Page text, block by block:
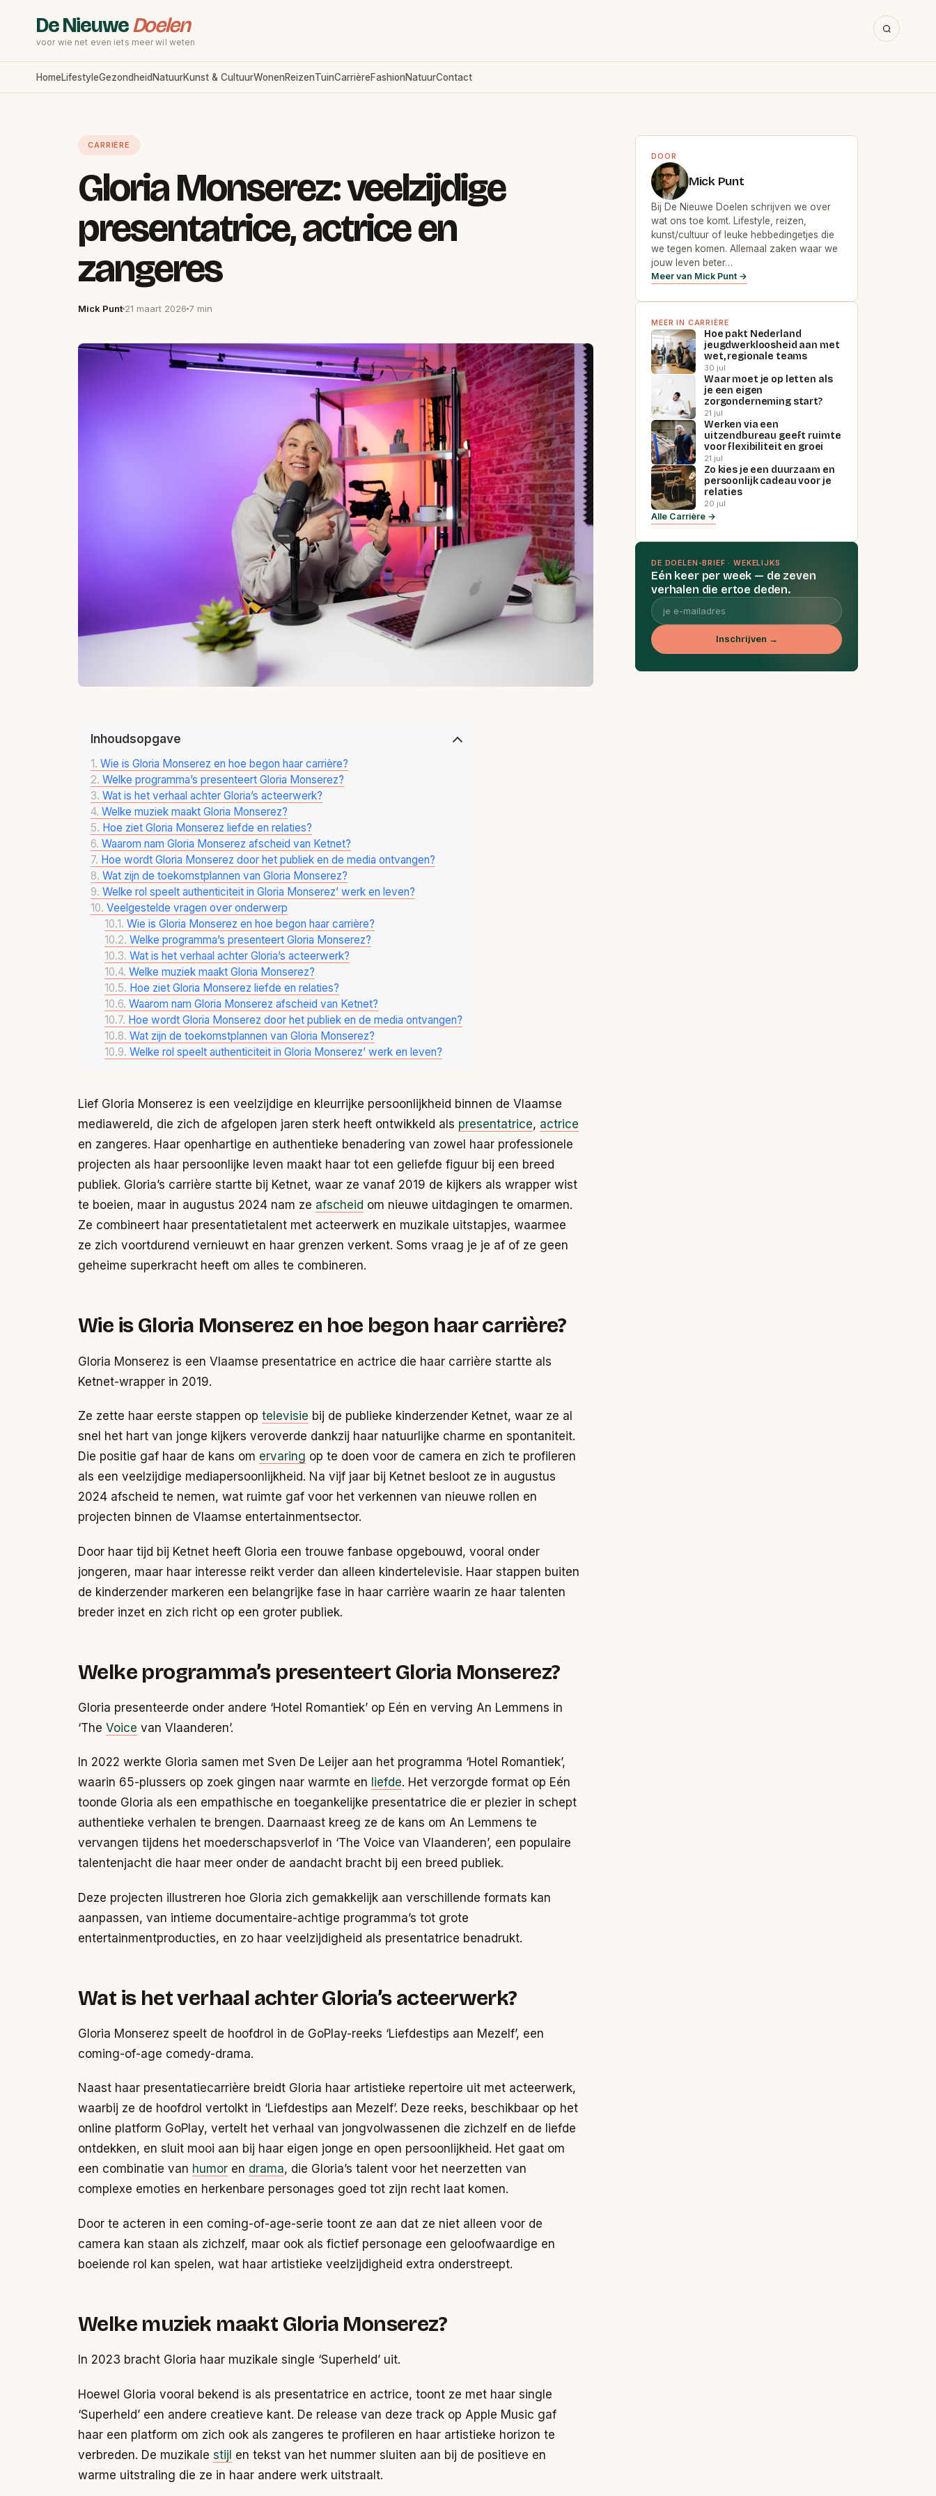
De NieuweDoelen
voor wie net even iets meer wil weten
HomeLifestyleGezondheid NatuurKunst & CultuurWonenReizenTuinCarrièreFashionNatuurContact
CARRIÈRE
Gloria Monserez: veelzijdige
presentatrice, actrice en
zangeres
Mick Punt 21 maart 2026 7 min
Inhoudsopgave
Wie is Gloria Monserez en hoe begon haar carrière?
Welke programma’s presenteert Gloria Monserez?
Wat is het verhaal achter Gloria’s acteerwerk?
Welke muziek maakt Gloria Monserez?
Hoe ziet Gloria Monserez liefde en relaties?
Waarom nam Gloria Monserez afscheid van Ketnet?
Hoe wordt Gloria Monserez door het publiek en de media ontvangen?
Wat zijn de toekomstplannen van Gloria Monserez?
Welke rol speelt authenticiteit in Gloria Monserez’ werk en leven?
Veelgestelde vragen over onderwerp
Wie is Gloria Monserez en hoe begon haar carrière?
Welke programma’s presenteert Gloria Monserez?
Wat is het verhaal achter Gloria’s acteerwerk?
Welke muziek maakt Gloria Monserez?
Hoe ziet Gloria Monserez liefde en relaties?
Waarom nam Gloria Monserez afscheid van Ketnet?
Hoe wordt Gloria Monserez door het publiek en de media ontvangen?
Wat zijn de toekomstplannen van Gloria Monserez?
Welke rol speelt authenticiteit in Gloria Monserez’ werk en leven?
Lief Gloria Monserez is een veelzijdige en kleurrijke persoonlijkheid binnen de Vlaamse
mediawereld, die zich de afgelopen jaren sterk heeft ontwikkeld als presentatrice, actrice
en zangeres. Haar openhartige en authentieke benadering van zowel haar professionele
projecten als haar persoonlijke leven maakt haar tot een geliefde figuur bij een breed
publiek. Gloria’s carrière startte bij Ketnet, waar ze vanaf 2019 de kijkers als wrapper wist
te boeien, maar in augustus 2024 nam ze afscheid om nieuwe uitdagingen te omarmen.
Ze combineert haar presentatietalent met acteerwerk en muzikale uitstapjes, waarmee
ze zich voortdurend vernieuwt en haar grenzen verkent. Soms vraag je je af of ze geen
geheime superkracht heeft om alles te combineren.
Wie is Gloria Monserez en hoe begon haar carrière?
Gloria Monserez is een Vlaamse presentatrice en actrice die haar carrière startte als
Ketnet-wrapper in 2019.
Ze zette haar eerste stappen op televisie bij de publieke kinderzender Ketnet, waar ze al
snel het hart van jonge kijkers veroverde dankzij haar natuurlijke charme en spontaniteit.
Die positie gaf haar de kans om ervaring op te doen voor de camera en zich te profileren
als een veelzijdige mediapersoonlijkheid. Na vijf jaar bij Ketnet besloot ze in augustus
2024 afscheid te nemen, wat ruimte gaf voor het verkennen van nieuwe rollen en
projecten binnen de Vlaamse entertainmentsector.
Door haar tijd bij Ketnet heeft Gloria een trouwe fanbase opgebouwd, vooral onder
jongeren, maar haar interesse reikt verder dan alleen kindertelevisie. Haar stappen buiten
de kinderzender markeren een belangrijke fase in haar carrière waarin ze haar talenten
breder inzet en zich richt op een groter publiek.
Welke programma’s presenteert Gloria Monserez?
Gloria presenteerde onder andere ‘Hotel Romantiek’ op Eén en verving An Lemmens in
‘The Voice van Vlaanderen’.
In 2022 werkte Gloria samen met Sven De Leijer aan het programma ‘Hotel Romantiek’,
waarin 65-plussers op zoek gingen naar warmte en liefde. Het verzorgde format op Eén
toonde Gloria als een empathische en toegankelijke presentatrice die er plezier in schept
authentieke verhalen te brengen. Daarnaast kreeg ze de kans om An Lemmens te
vervangen tijdens het moederschapsverlof in ‘The Voice van Vlaanderen’, een populaire
talentenjacht die haar meer onder de aandacht bracht bij een breed publiek.
Deze projecten illustreren hoe Gloria zich gemakkelijk aan verschillende formats kan
aanpassen, van intieme documentaire-achtige programma’s tot grote
entertainmentproducties, en zo haar veelzijdigheid als presentatrice benadrukt.
Wat is het verhaal achter Gloria’s acteerwerk?
Gloria Monserez speelt de hoofdrol in de GoPlay-reeks ‘Liefdestips aan Mezelf’, een
coming-of-age comedy-drama.
Naast haar presentatiecarrière breidt Gloria haar artistieke repertoire uit met acteerwerk,
waarbij ze de hoofdrol vertolkt in ‘Liefdestips aan Mezelf’. Deze reeks, beschikbaar op het
online platform GoPlay, vertelt het verhaal van jongvolwassenen die zichzelf en de liefde
ontdekken, en sluit mooi aan bij haar eigen jonge en open persoonlijkheid. Het gaat om
een combinatie van humor en drama, die Gloria’s talent voor het neerzetten van
complexe emoties en herkenbare personages goed tot zijn recht laat komen.
Door te acteren in een coming-of-age-serie toont ze aan dat ze niet alleen voor de
camera kan staan als zichzelf, maar ook als fictief personage een geloofwaardige en
boeiende rol kan spelen, wat haar artistieke veelzijdigheid extra onderstreept.
Welke muziek maakt Gloria Monserez?
In 2023 bracht Gloria haar muzikale single ‘Superheld’ uit.
Hoewel Gloria vooral bekend is als presentatrice en actrice, toont ze met haar single
‘Superheld’ een andere creatieve kant. De release van deze track op Apple Music gaf
haar een platform om zich ook als zangeres te profileren en haar artistieke horizon te
verbreden. De muzikale stijl en tekst van het nummer sluiten aan bij de positieve en
warme uitstraling die ze in haar andere werk uitstraalt.
DOOR
Mick Punt
Bij De Nieuwe Doelen schrijven we over
wat ons toe komt. Lifestyle, reizen,
kunst/cultuur of leuke hebbedingetjes die
we tegen komen. Allemaal zaken waar we
jouw leven beter…
Meer van Mick Punt →
MEER IN CARRIÈRE
Hoe pakt Nederland
jeugdwerkloosheid aan met
wet, regionale teams
30 jul
Waar moet je op letten als
je een eigen
zorgonderneming start?
21 jul
Werken via een
uitzendbureau geeft ruimte
voor flexibiliteit en groei
21 jul
Zo kies je een duurzaam en
persoonlijk cadeau voor je
relaties
20 jul
Alle Carrière →
DE DOELEN-BRIEF · WEKELIJKS
Eén keer per week — de zeven
verhalen die ertoe deden.
Inschrijven →